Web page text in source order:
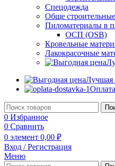
Спецодежда
Обще
Пиломатериалы в
ОСП (OSB)
Кровельные
Лакокрасочные
Лучшая
0 Избранное
0 Сравнить
0 элемент 0,00 ₽
Вход / Регистрация
Меню